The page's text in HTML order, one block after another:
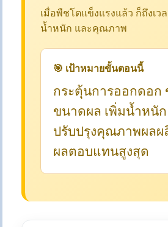
เมื่อพืชโตแข็งแรงแล้ว ก็ถึงเว
น้ำหนัก และคุณภาพ
🎯 เป้าหมายขั้นตอนนี้
กระตุ้นการออกดอก
ขนาดผล เพิ่มน้ำหนั
ปรับปรุงคุณภาพผลผ
ผลตอบแทนสูงสุด